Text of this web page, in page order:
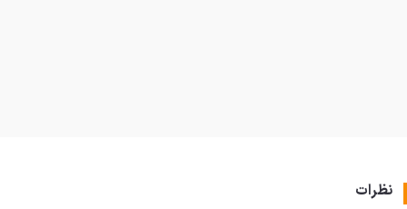
نظرات